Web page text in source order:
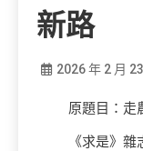
新路
2026 年 2 月
原題目：走
《求是》